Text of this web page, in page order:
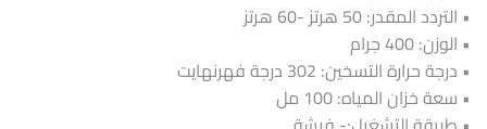
• التردد المقدر: 50 هرتز -60 هرتز
• الوزن: 400 جرام
• درجة حرارة التسخين: 302 درجة فهرنهايت
• سعة خزان المياه: 100 مل